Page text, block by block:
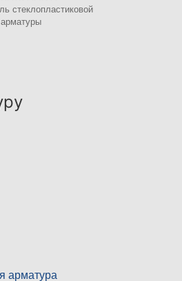
стеклопластиковой
арматура